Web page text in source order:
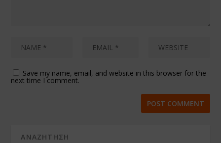
Save my name, email, and website in this browser for the
next time I comment.